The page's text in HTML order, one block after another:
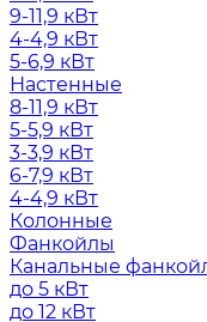
9-11,9 кВт
4-4,9 кВт
5-6,9 кВт
Настенные
8-11,9 кВт
5-5,9 кВт
3-3,9 кВт
6-7,9 кВт
4-4,9 кВт
Колонные
Фанкойлы
Канальные
до 5 кВт
до 12 кВт